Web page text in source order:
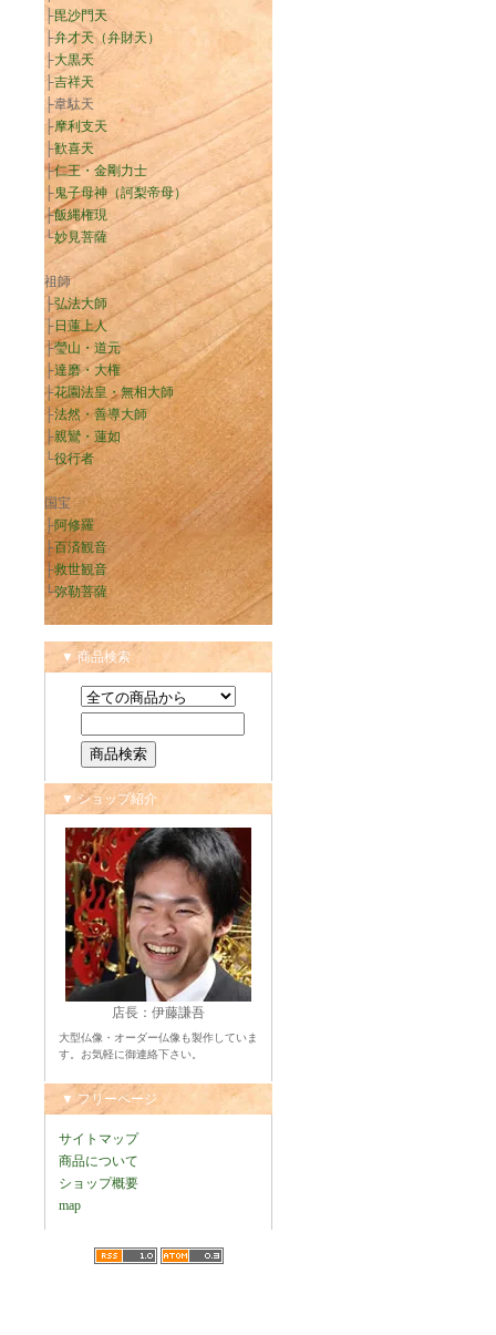
├毘沙門天
├弁才天（弁財天）
├大黒天
├吉祥天
├韋駄天
├摩利支天
├歓喜天
├仁王・金剛力士
├鬼子母神（訶梨帝母）
├飯縄権現
└妙見菩薩
祖師
├弘法大師
├日蓮上人
├瑩山・道元
├達磨・大権
├花園法皇・無相大師
├法然・善導大師
├親鸞・蓮如
└役行者
国宝
├阿修羅
├百済観音
├救世観音
└弥勒菩薩
▼ 商品検索
▼ ショップ紹介
店長：伊藤謙吾
大型仏像・オーダー仏像も製作していま
す。お気軽に御連絡下さい。
▼ フリーページ
サイトマップ
商品について
ショップ概要
map